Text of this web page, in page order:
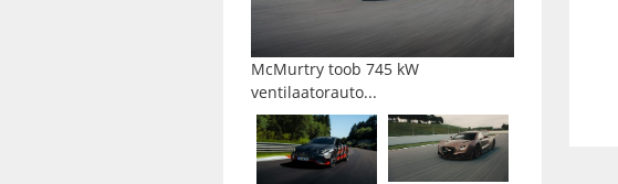
McMurtry toob 745 kW
ventilaatorauto...